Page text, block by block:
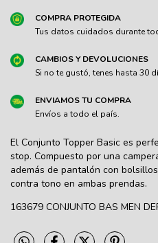
COMPRA PROTEGIDA
Tus datos cuidados durante
CAMBIOS Y DEVOLUCIONES
Si no te gustó, tenes hasta 30
ENVIAMOS TU COMPRA
Envíos a todo el país.
El Conjunto Topper Basic es
stop. Compuesto por una
además de pantalón con
contra tono en ambas prendas.
163679 CONJUNTO BAS MEN